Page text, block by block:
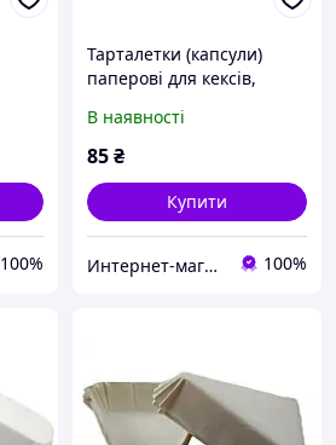
100%
Тарталетки (капсули)
паперові для кексів,
В наявності
85₴
Купити
Интернет-магазин "Повар, пекарь и кондитер" 100%